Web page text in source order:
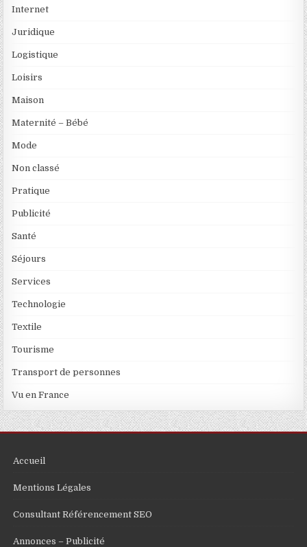
Internet
Juridique
Logistique
Loisirs
Maison
Maternité – Bébé
Mode
Non classé
Pratique
Publicité
Santé
Séjours
Services
Technologie
Textile
Tourisme
Transport de personnes
Vu en France
Accueil
Mentions Légales
Consultant Référencement SEO
Annonces – Publicité